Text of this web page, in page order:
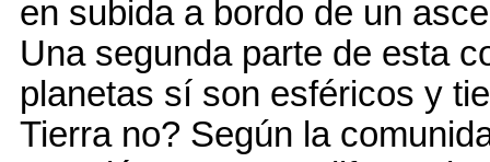
en subida a bordo de un
Una segunda parte de esta
planetas sí son esféricos y
Tierra no? Según la